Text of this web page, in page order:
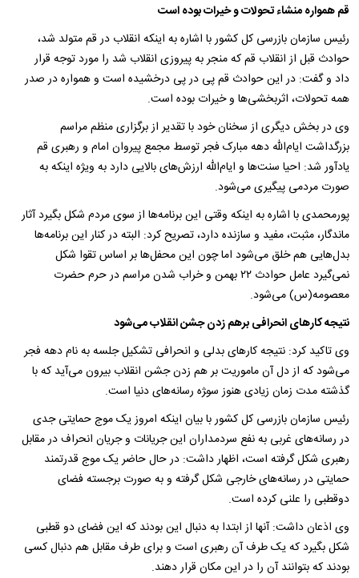
قم همواره منشاء تحولات و خیرات بوده است
رئیس سازمان بازرسی کل کشور با اشاره به اینکه انقلاب در قم متولد شد،
حوادث قبل از انقلاب قم که منجر به پیروزی انقلاب شد را مورد توجه قرار
داد و گفت: در این حوادث قم پی در پی درخشیده است و همواره در صدر
همه تحولات، اثربخشی‌ها و خیرات بوده است.
وی در بخش دیگری از سخنان خود با تقدیر از برگزاری منظم مراسم
بزرگداشت ایام‌الله دهه مبارک فجر توسط مجمع پیروان امام و رهبری قم
یادآور شد: احیا سنت‌ها و ایام‌الله ارزش‌های بالایی دارد به ویژه اینکه به
صورت مردمی پیگیری می‌شود.
پورمحمدی با اشاره به اینکه وقتی این برنامه‌ها از سوی مردم شکل بگیرد آثار
ماندگار، مثبت، مفید و سازنده دارد، تصریح کرد: البته در کنار این برنامه‌ها
بدل‌هایی هم خلق می‌شود اما چون این محفل‌ها بر اساس تقوا شکل
نمی‌گیرد عامل حوادث ۲۲ بهمن و خراب شدن مراسم در حرم حضرت
معصومه(س) می‌شود.
نتیجه کارهای انحرافی برهم زدن جشن انقلاب می‌شود
وی تاکید کرد: نتیجه کارهای بدلی و انحرافی تشکیل جلسه به نام دهه فجر
می‌شود که از دل آن ماموریت بر هم زدن جشن انقلاب بیرون می‌آید که با
گذشته مدت زمان زیادی هنوز سو‍ژه رسانه‌های دنیا است.
رئیس سازمان بازرسی کل کشور با بیان اینکه امروز یک موج حمایتی جدی
در رسانه‌های غربی به نفع سردمداران این جریانات و جریان انحراف در مقابل
رهبری شکل گرفته است، اظهار داشت: در حال حاضر یک موج قدرتمند
حمایتی در رسانه‌های خارجی شکل گرفته و به صورت برجسته فضای
دوقطبی را علنی کرده است.
وی اذعان داشت: آنها از ابتدا به دنبال این بودند که این فضای دو قطبی
شکل بگیرد که یک طرف آن رهبری است و برای طرف مقابل هم دنبال کسی
بودند که بتوانند آن را در این مکان قرار دهند.